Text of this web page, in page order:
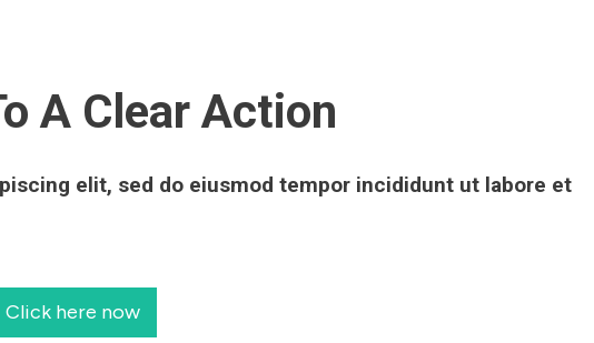
A Clear Action
elit, sed do eiusmod tempor incididunt ut labore et
Click here now